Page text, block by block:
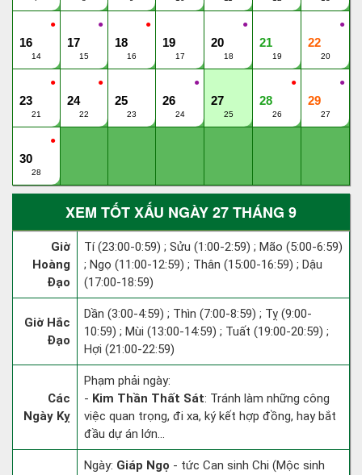
●
16
14
●
17
15
●
18
16
19
17
●
20
18
21
19
●
22
20
●
23
21
●
24
22
25
23
●
26
24
27
25
●
28
26
●
29
27
●
30
28
XEM TỐT XẤU NGÀY 27 THÁNG 9
Giờ
Hoàng
Đạo
Tí (23:00-0:59) ; Sửu (1:00-2:59) ; Mão (5:00-6:59)
; Ngọ (11:00-12:59) ; Thân (15:00-16:59) ; Dậu
(17:00-18:59)
Giờ Hắc
Đạo
Dần (3:00-4:59) ; Thìn (7:00-8:59) ; Tỵ (9:00-
10:59) ; Mùi (13:00-14:59) ; Tuất (19:00-20:59) ;
Hợi (21:00-22:59)
Các
Ngày Kỵ
Phạm phải ngày:
- Kim Thần Thất Sát: Tránh làm những công
việc quan trọng, đi xa, ký kết hợp đồng, hay bắt
đầu dự án lớn...
Ngày: Giáp Ngọ - tức Can sinh Chi (Mộc sinh